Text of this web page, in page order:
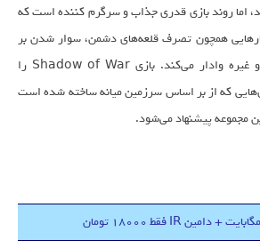
اما روند بازی قدری جذاب و سرگرم کننده است که
همچون تصرف قلعه‌های دشمن، سوار شدن بر
یک دریک، کشتن ارکا‌ها و غیره وادار می‌کند. بازی Shadow of War را
که از بر اساس سرزمین میانه ساخته شده است
مجموعه پیشنهاد می‌شود.